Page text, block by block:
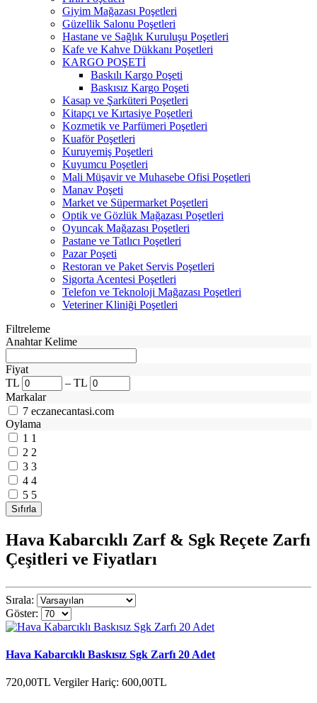
Giyim Mağazası Poşetleri
Güzellik Salonu Poşetleri
Hastane ve Sağlık Kuruluşu Poşetleri
Kafe ve Kahve Dükkanı Poşetleri
KARGO POŞETİ
Baskılı Kargo Poşeti
Baskısız Kargo Poşeti
Kasap ve Şarküteri Poşetleri
Kitapçı ve Kırtasiye Poşetleri
Kozmetik ve Parfümeri Poşetleri
Kuaför Poşetleri
Kuruyemiş Poşetleri
Kuyumcu Poşetleri
Mali Müşavir ve Muhasebe Ofisi Poşetleri
Manav Poşeti
Market ve Süpermarket Poşetleri
Optik ve Gözlük Mağazası Poşetleri
Oyuncak Mağazası Poşetleri
Pastane ve Tatlıcı Poşetleri
Pazar Poşeti
Restoran ve Paket Servis Poşetleri
Sigorta Acentesi Poşetleri
Telefon ve Teknoloji Mağazası Poşetleri
Veteriner Kliniği Poşetleri
Filtreleme
Anahtar Kelime
Fiyat
TL
– TL
Markalar
7 eczanecantasi.com
Oylama
1 1
2 2
3 3
4 4
5 5
Hava Kabarcıklı Zarf & Sgk Reçete Zarfı
Çeşitleri ve Fiyatları
Sırala:
Göster:
Hava Kabarcıklı Baskısız Sgk Zarfı 20 Adet
720,00TL Vergiler Hariç: 600,00TL